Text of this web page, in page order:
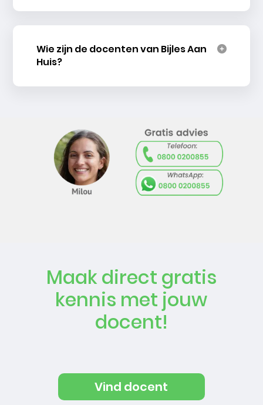
Wie zijn de docenten van Bijles Aan
Huis?
Maak direct gratis
kennis met jouw
docent!
Vind docent